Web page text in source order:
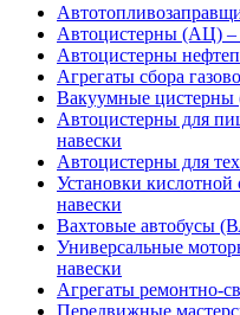
Автоцистерны (АЦ) –
Автоцистерны
Агрегаты сбора
Вакуумные
Автоцистерны для
навески
Автоцистерны для
Установки
навески
Вахтовые автобусы
Универсальные
навески
Агрегаты ремонтно-
Передвижные